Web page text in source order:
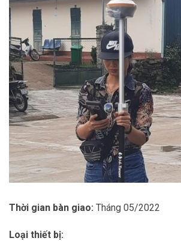
Thời gian bàn giao: Tháng 05/2022
Loại thiết bị: